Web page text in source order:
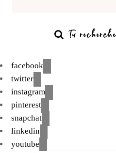
facebook
twitter
instagram
pinterest
snapchat
linkedin
youtube